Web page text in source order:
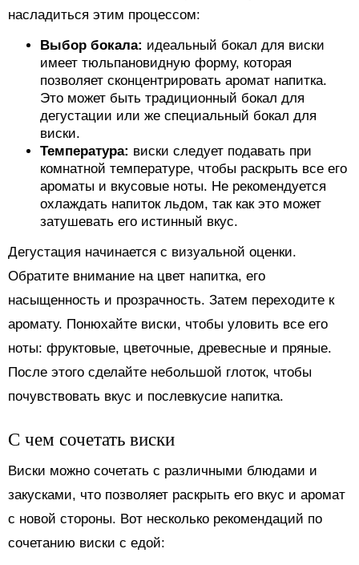
насладиться этим процессом:
Выбор бокала: идеальный бокал для виски
имеет тюльпановидную форму, которая
позволяет сконцентрировать аромат напитка.
Это может быть традиционный бокал для
дегустации или же специальный бокал для
виски.
Температура: виски следует подавать при
комнатной температуре, чтобы раскрыть все его
ароматы и вкусовые ноты. Не рекомендуется
охлаждать напиток льдом, так как это может
затушевать его истинный вкус.
Дегустация начинается с визуальной оценки.
Обратите внимание на цвет напитка, его
насыщенность и прозрачность. Затем переходите к
аромату. Понюхайте виски, чтобы уловить все его
ноты: фруктовые, цветочные, древесные и пряные.
После этого сделайте небольшой глоток, чтобы
почувствовать вкус и послевкусие напитка.
С чем сочетать виски
Виски можно сочетать с различными блюдами и
закусками, что позволяет раскрыть его вкус и аромат
с новой стороны. Вот несколько рекомендаций по
сочетанию виски с едой: